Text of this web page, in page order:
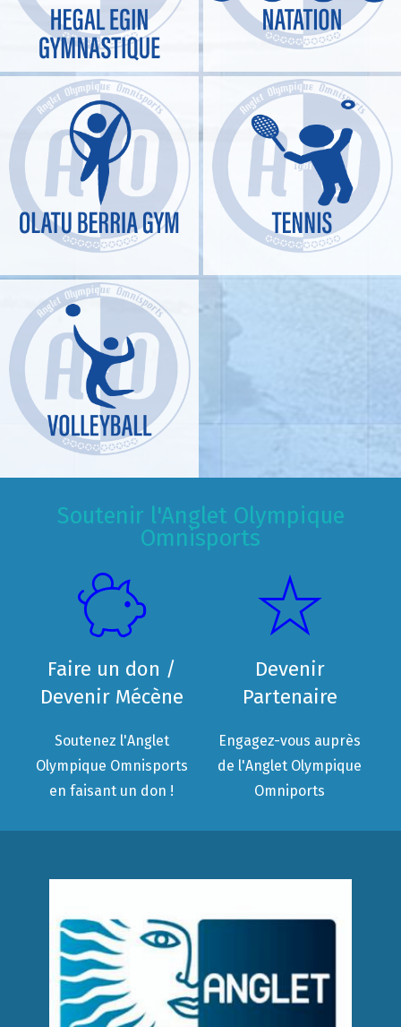
Soutenir l'Anglet Olympique
Omnisports
Faire un don /
Devenir Mécène
Soutenez l'Anglet
Olympique Omnisports
en faisant un don !
Devenir
Partenaire
Engagez-vous auprès
de l'Anglet Olympique
Omniports